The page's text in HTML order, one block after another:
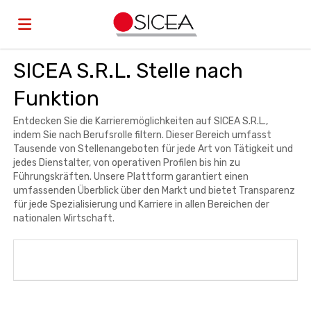
Home
Stellen
Lebenslauf
hochladen
Anmelden
SICEA S.R.L. Stelle nach
Funktion
Entdecken Sie die Karrieremöglichkeiten auf SICEA S.R.L.,
indem Sie nach Berufsrolle filtern. Dieser Bereich umfasst
Tausende von Stellenangeboten für jede Art von Tätigkeit und
jedes Dienstalter, von operativen Profilen bis hin zu
Führungskräften. Unsere Plattform garantiert einen
umfassenden Überblick über den Markt und bietet Transparenz
für jede Spezialisierung und Karriere in allen Bereichen der
nationalen Wirtschaft.